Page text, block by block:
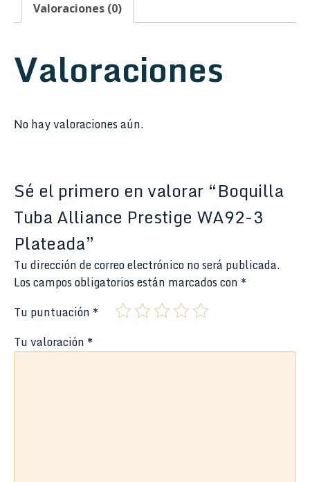
Valoraciones (0)
Valoraciones
No hay valoraciones aún.
Sé el primero en valorar “Boquilla
Tuba Alliance Prestige WA92-3
Plateada”
Tu dirección de correo electrónico no será publicada.
Los campos obligatorios están marcados con *
Tu puntuación *
Tu valoración *